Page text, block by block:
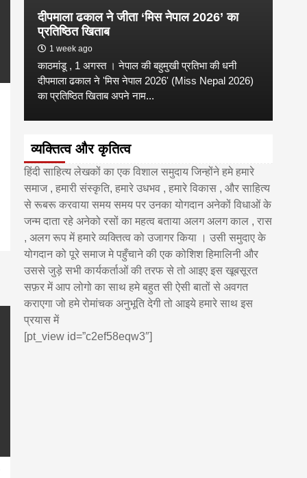
दीपमाला ढकाल ने जीता ‘मिस नेपाल 2026’ का
प्रतिष्ठित खिताब
1 week ago
काठमांडू , 1 अगस्त । नेपाल की बहुमुखी प्रतिभा की धनी
दीपमाला ढकाल ने 'मिस नेपाल 2026' (Miss Nepal 2026)
का प्रतिष्ठित खिताब अपने नाम...
व्यक्तित्व और कृतित्व
हिंदी साहित्य लेखकों का एक विशाल समुदाय जिन्होंने हमे हमारे
समाज , हमारी संस्कृति, हमारे उधभव , हमारे विकास , और साहित्य
से रूबरू करवाया समय समय पर उनका योगदान अनेकों विधाओं के
जन्म दाता रहे अनेको रसों का महत्व बताया अलग अलग काल , रास
, अलग रूप में हमारे व्यक्तित्व को उजागर किया । उसी समुदाए के
योगदान को पूरे समाज मे पहुँचाने की एक कोशिश हिमालिनी और
उससे जुड़े सभी कार्यकर्ताओं की तरफ से तो आइए इस खूबसूरत
सफ़र में आप लोगो का साथ हमे बहुत सी ऐसी बातों से अवगत
कराएगा जो हमे रोमांचक अनुभूति देगी तो आइये हमारे साथ इस
प्रयास में
[pt_view id=”c2ef58eqw3″]